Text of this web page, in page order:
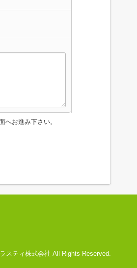
へお進み下さい。
スティ株式会社 All Rights Reserved.